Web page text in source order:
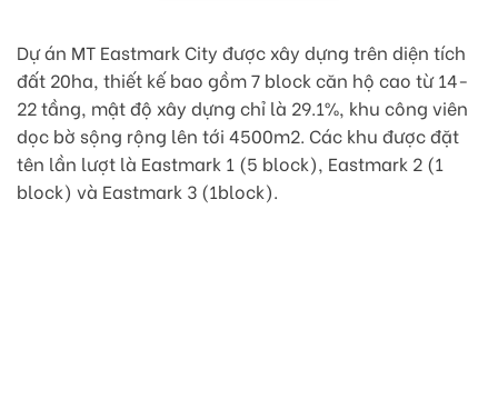
Dự án MT Eastmark City được xây dựng trên diện tích
đất 20ha, thiết kế bao gồm 7 block căn hộ cao từ 14-
22 tầng, mật độ xây dựng chỉ là 29.1%, khu công viên
dọc bờ sộng rộng lên tới 4500m2. Các khu được đặt
tên lần lượt là Eastmark 1 (5 block), Eastmark 2 (1
block) và Eastmark 3 (1block).